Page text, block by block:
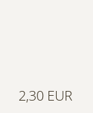
2,30 EUR